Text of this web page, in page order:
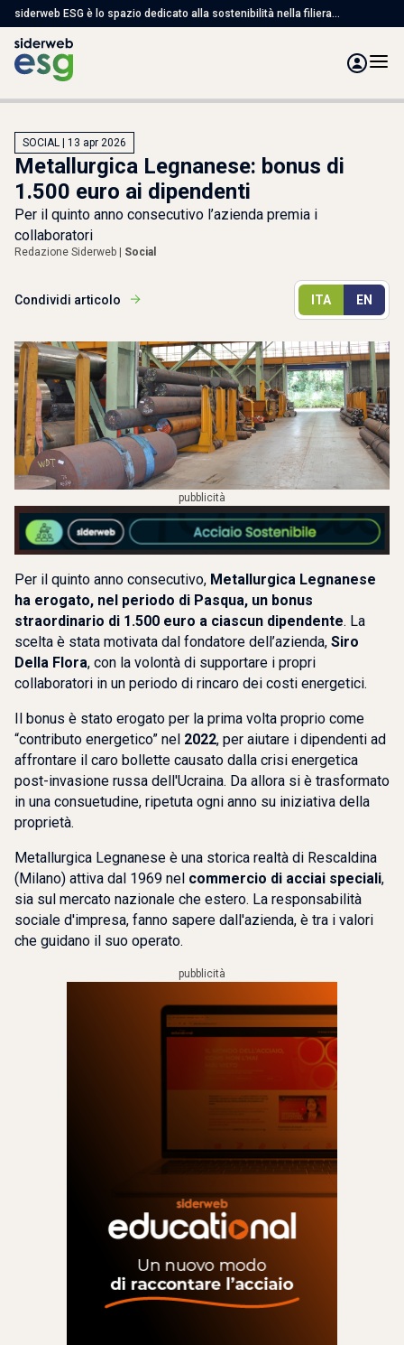
siderweb ESG è lo spazio dedicato alla sostenibilità nella filiera
dell'acciaio, con articoli, studi e servizi per affrontare le sfide ambientali,
sociali e di governance
SOCIAL | 13 apr 2026
Metallurgica Legnanese: bonus di
1.500 euro ai dipendenti
Per il quinto anno consecutivo l’azienda premia i
collaboratori
Redazione Siderweb | Social
Condividi articolo ITA EN
pubblicità
Per il quinto anno consecutivo, Metallurgica Legnanese
ha erogato, nel periodo di Pasqua, un bonus
straordinario di 1.500 euro a ciascun dipendente. La
scelta è stata motivata dal fondatore dell’azienda, Siro
Della Flora, con la volontà di supportare i propri
collaboratori in un periodo di rincaro dei costi energetici.
Il bonus è stato erogato per la prima volta proprio come
“contributo energetico” nel 2022, per aiutare i dipendenti ad
affrontare il caro bollette causato dalla crisi energetica
post-invasione russa dell'Ucraina. Da allora si è trasformato
in una consuetudine, ripetuta ogni anno su iniziativa della
proprietà.
Metallurgica Legnanese è una storica realtà di Rescaldina
(Milano) attiva dal 1969 nel commercio di acciai speciali,
sia sul mercato nazionale che estero. La responsabilità
sociale d'impresa, fanno sapere dall'azienda, è tra i valori
che guidano il suo operato.
pubblicità